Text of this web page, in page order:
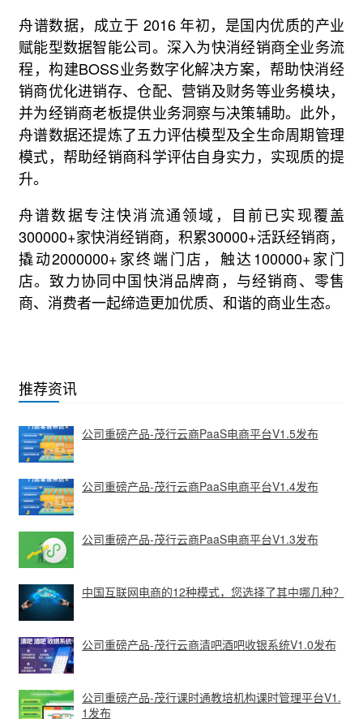
舟谱数据，成立于 2016 年初，是国内优质的产业
赋能型数据智能公司。深入为快消经销商全业务流
程，构建BOSS业务数字化解决方案，帮助快消经
销商优化进销存、仓配、营销及财务等业务模块，
并为经销商老板提供业务洞察与决策辅助。此外，
舟谱数据还提炼了五力评估模型及全生命周期管理
模式，帮助经销商科学评估自身实力，实现质的提
升。
舟谱数据专注快消流通领域，目前已实现覆盖
300000+家快消经销商，积累30000+活跃经销商，
撬动2000000+家终端门店，触达100000+家门
店。致力协同中国快消品牌商，与经销商、零售
商、消费者一起缔造更加优质、和谐的商业生态。
推荐资讯
公司重磅产品-茂行云商PaaS电商平台V1.5发布
公司重磅产品-茂行云商PaaS电商平台V1.4发布
公司重磅产品-茂行云商PaaS电商平台V1.3发布
中国互联网电商的12种模式，您选择了其中哪几种？
公司重磅产品-茂行云商清吧酒吧收银系统V1.0发布
公司重磅产品-茂行课时通教培机构课时管理平台V1.
1发布